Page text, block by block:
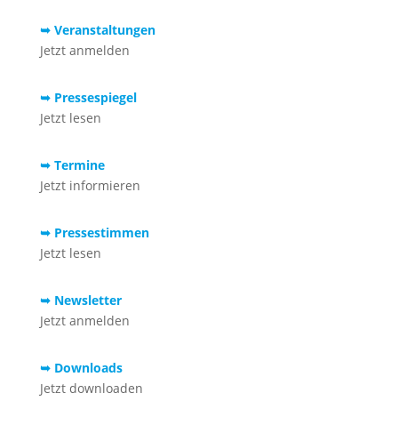
➥ Veranstaltungen
Jetzt anmelden
➥ Pressespiegel
Jetzt lesen
➥ Termine
Jetzt informieren
➥ Pressestimmen
Jetzt lesen
➥ Newsletter
Jetzt anmelden
➥ Downloads
Jetzt downloaden